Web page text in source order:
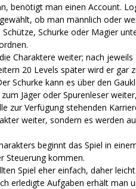
benötigt man einen Account.
ob man männlich oder
Schurke oder Magier
Charaktere weiter; nach
20 Levels später wird er
Schurke kann es über den
Jäger oder Spurenleser
zur Verfügung stehenden
weiter, sondern es werden
beginnt das Spiel in
Steuerung kommen.
Spiel eher einfach, daher
erledigte Aufgaben erhält man